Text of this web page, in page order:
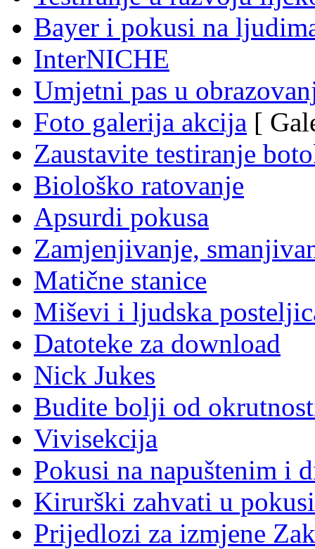
Bayer i pokusi na
InterNICHE
Umjetni pas u
Foto galerija akcija [
Zaustavite testiranje
Biološko ratovanje
Apsurdi pokusa
Zamjenjivanje,
Matične stanice
Miševi i ljudska
Datoteke za download
Nick Jukes
Budite bolji od
Vivisekcija
Pokusi na napuštenim i
Kirurški zahvati u
Prijedlozi za izmjene